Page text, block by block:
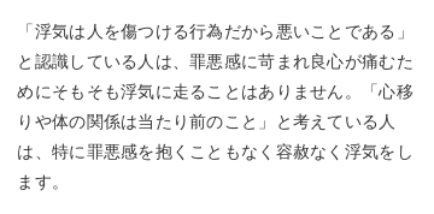
「浮気は人を傷つける行為だから悪いことである」
と認識している人は、罪悪感に苛まれ良心が痛むた
めにそもそも浮気に走ることはありません。「心移
りや体の関係は当たり前のこと」と考えている人
は、特に罪悪感を抱くこともなく容赦なく浮気をし
ます。